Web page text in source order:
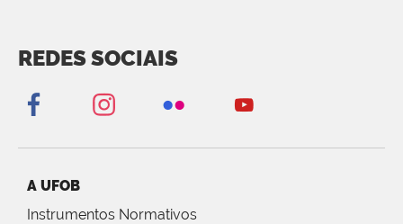
REDES SOCIAIS
A UFOB
Instrumentos Normativos